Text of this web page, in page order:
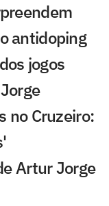
antidoping
jogos
no Cruzeiro:
Artur Jorge